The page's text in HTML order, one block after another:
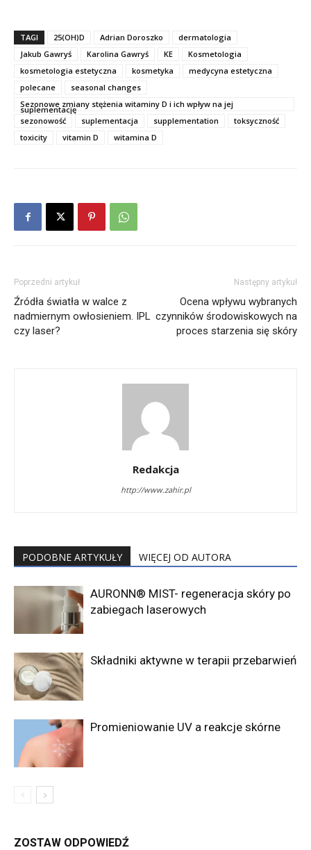
TAGI 25(OH)D Adrian Doroszko
dermatologia
Jakub Gawryś
Karolina Gawryś KE
Kosmetologia
kosmetologia estetyczna
kosmetyka
medycyna estetyczna
polecane
seasonal changes
Sezonowe zmiany stężenia witaminy D i ich wpływ na jej
suplementację
sezonowość
suplementacja supplementation
toksyczność
toxicity
vitamin D witamina D
Poprzedni artykuł
Źródła światła w walce z
nadmiernym owłosieniem. IPL
czy laser?
Następny artykuł
Ocena wpływu wybranych
czynników środowiskowych na
proces starzenia się skóry
Redakcja
http://www.zahir.pl
PODOBNE ARTYKUŁY WIĘCEJ OD AUTORA
AURONN® MIST- regeneracja skóry po
zabiegach laserowych
Składniki aktywne w terapii przebarwień
Promieniowanie UV a reakcje skórne
ZOSTAW ODPOWIEDŹ